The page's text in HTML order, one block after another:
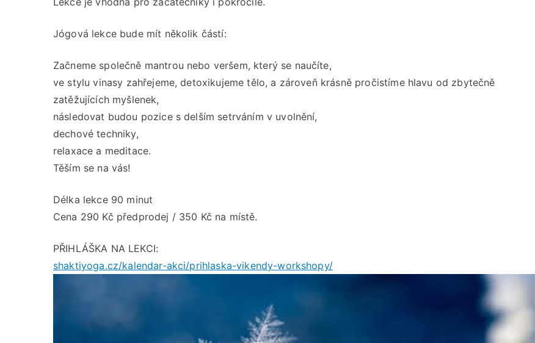
26.
12.
Jógová lekce bude mít několik částí:
Začneme společně mantrou nebo veršem, který se naučíte,
ve stylu vinasy zahřejeme, detoxikujeme tělo, a zároveň krásně pročistíme hlavu od zbytečně
zatěžujících myšlenek,
následovat budou pozice s delším setrváním v uvolnění,
dechové techniky,
relaxace a meditace.
Těším se na vás!
Délka lekce 90 minut
Cena 290 Kč předprodej / 350 Kč na místě.
PŘIHLÁŠKA NA LEKCI:
shaktiyoga.cz/kalendar-akci/prihlaska-vikendy-workshopy/